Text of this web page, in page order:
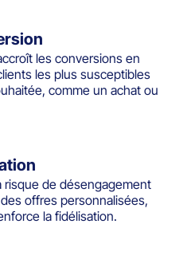
les conversions en
les plus susceptibles
comme un achat ou
risque de désengagement
offres personnalisées,
la fidélisation.